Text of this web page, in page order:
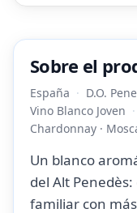
Sobre el
España D.O.
Vino Blanco Joven
Chardonnay ·
Un blanco
del Alt
familiar con